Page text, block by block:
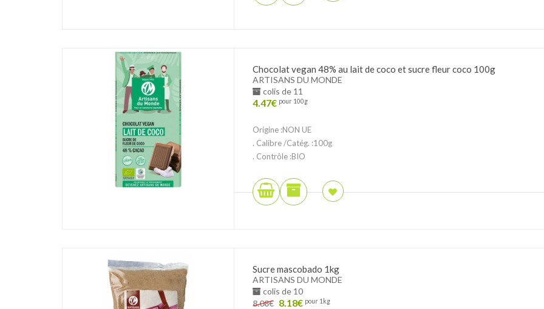
Chocolat vegan 48% au lait de coco et sucre fleur coco 100g
ARTISANS DU MONDE
colis de 11
4.47€ pour 100g
Origine :NON UE
. Calibre /Catég. :100g
. Contrôle :BIO
Sucre mascobado 1kg
ARTISANS DU MONDE
colis de 10
8.08€ 8.18€ pour 1kg